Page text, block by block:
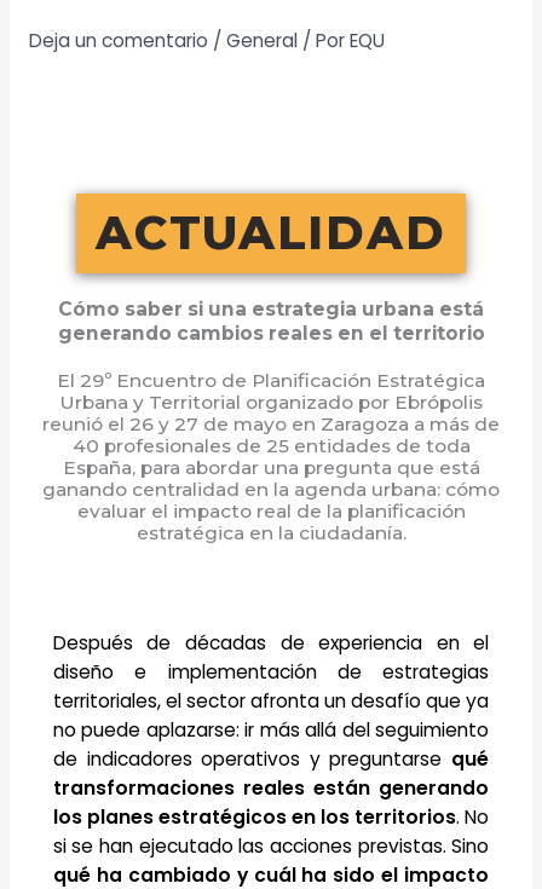
Deja un comentario / General/ PorEQU
ACTUALIDAD
Cómo saber si una estrategia urbana está
generando cambios reales en el territorio
El 29º Encuentro de Planificación Estratégica
Urbana y Territorial organizado por Ebrópolis
reunió el 26 y 27 de mayo en Zaragoza a más de
40 profesionales de 25 entidades de toda
España, para abordar una pregunta que está
ganando centralidad en la agenda urbana: cómo
evaluar el impacto real de la planificación
estratégica en la ciudadanía.
Después de décadas de experiencia en el
diseño e implementación de estrategias
territoriales, el sector afronta un desafío que ya
no puede aplazarse: ir más allá del seguimiento
de indicadores operativos y preguntarse qué
transformaciones reales están generando
los planes estratégicos en los territorios. No
si se han ejecutado las acciones previstas. Sino
qué ha cambiado y cuál ha sido el impacto